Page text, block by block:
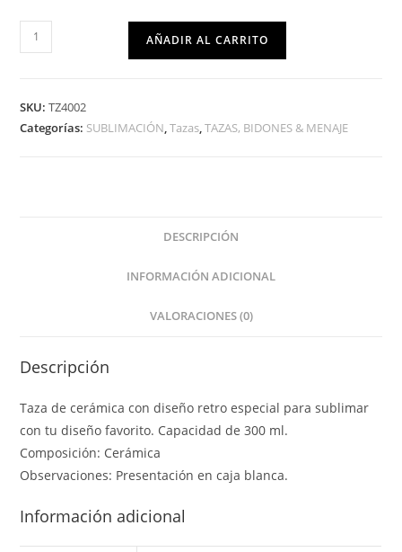
AÑADIR AL CARRITO
SKU:TZ4002
Categorías: SUBLIMACIÓN,Tazas,TAZAS, BIDONES & MENAJE
DESCRIPCIÓN
INFORMACIÓN ADICIONAL
VALORACIONES (0)
Descripción
Taza de cerámica con diseño retro especial para sublimar
con tu diseño favorito. Capacidad de 300 ml.
Composición: Cerámica
Observaciones: Presentación en caja blanca.
Información adicional